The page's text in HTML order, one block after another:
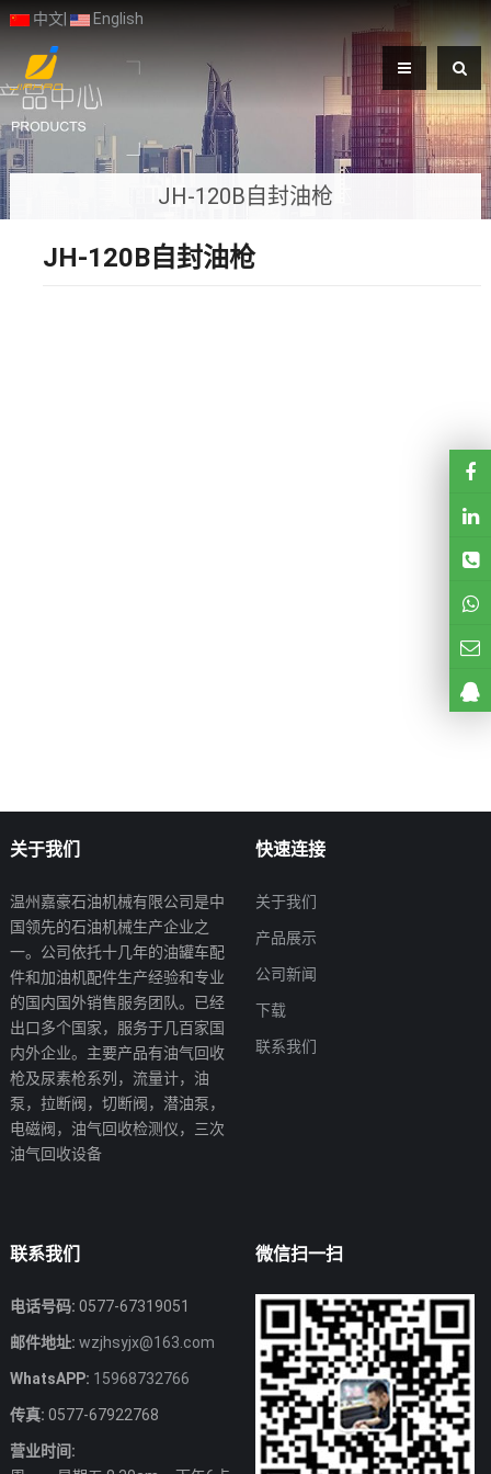
中文| English
JH-120B自封油枪
JH-120B自封油枪
关于我们
温州嘉豪石油机械有限公司是中
国领先的石油机械生产企业之
一。公司依托十几年的油罐车配
件和加油机配件生产经验和专业
的国内国外销售服务团队。已经
出口多个国家，服务于几百家国
内外企业。主要产品有油气回收
枪及尿素枪系列，流量计，油
泵，拉断阀，切断阀，潜油泵，
电磁阀，油气回收检测仪，三次
油气回收设备
快速连接
关于我们
产品展示
公司新闻
下载
联系我们
联系我们
电话号码: 0577-67319051
邮件地址: wzjhsyjx@163.com
WhatsAPP: 15968732766
传真: 0577-67922768
营业时间:
微信扫一扫